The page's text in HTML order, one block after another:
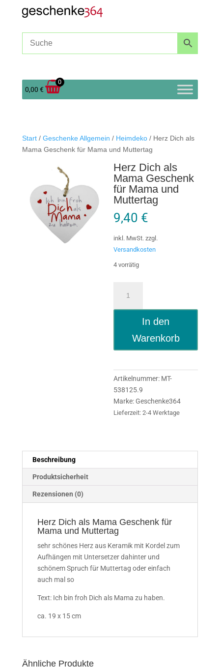
0,00 €
0
Start/ Geschenke Allgemein / Heimdeko/ Herz Dich als
Mama Geschenk für Mama und Muttertag
Herz Dich als
Mama Geschenk
für Mama und
Muttertag
9,40 €
inkl. MwSt. zzgl.
Versandkosten
4 vorrätig
Dich
als
Muttertag
Menge
In den
Warenkorb
Artikelnummer: MT-
538125.9
Marke:Geschenke364
Lieferzeit:2-4 Werktage
Beschreibung
Produktsicherheit
Rezensionen (0)
Herz Dich als Mama Geschenk für
Mama und Muttertag
sehr schönes Herz aus Keramik mit Kordel zum
Aufhängen mit Untersetzer dahinter und
schönem Spruch für Muttertag oder einfach
auch mal so
Text: Ich bin froh Dich als Mama zu haben.
ca. 19 x 15 cm
Ähnliche Produkte